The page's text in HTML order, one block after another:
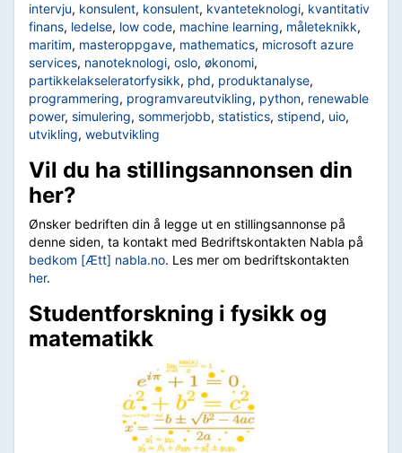
intervju, konsulent, konsulent, kvanteteknologi, kvantitativ
finans, ledelse, low code, machine learning, måleteknikk,
maritim, masteroppgave, mathematics, microsoft azure
services, nanoteknologi, oslo, økonomi,
partikkelakseleratorfysikk, phd, produktanalyse,
programmering, programvareutvikling, python, renewable
power, simulering, sommerjobb, statistics, stipend, uio,
utvikling, webutvikling
Vil du ha stillingsannonsen din
her?
Ønsker bedriften din å legge ut en stillingsannonse på
denne siden, ta kontakt med Bedriftskontakten Nabla på
bedkom [Ætt] nabla.no. Les mer om bedriftskontakten
her.
Studentforskning i fysikk og
matematikk